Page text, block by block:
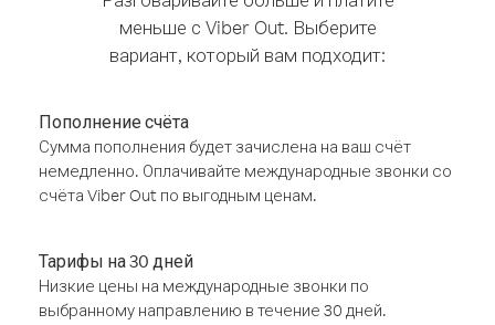
меньше с Viber Out. Выберите
вариант, который вам подходит:
Пополнение счёта
Сумма пополнения будет зачислена на ваш счёт
немедленно. Оплачивайте международные звонки со
счёта Viber Out по выгодным ценам.
Тарифы на 30 дней
Низкие цены на международные звонки по
выбранному направлению в течение 30 дней.